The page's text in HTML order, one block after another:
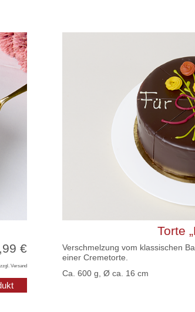
€
Versand
Torte
Verschmelzung vom klassischen
einer Cremetorte.
Ca. 600 g, Ø ca. 16 cm